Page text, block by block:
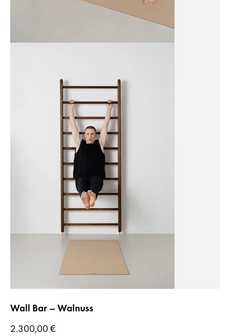
Wall Bar – Walnuss
2.300,00 €